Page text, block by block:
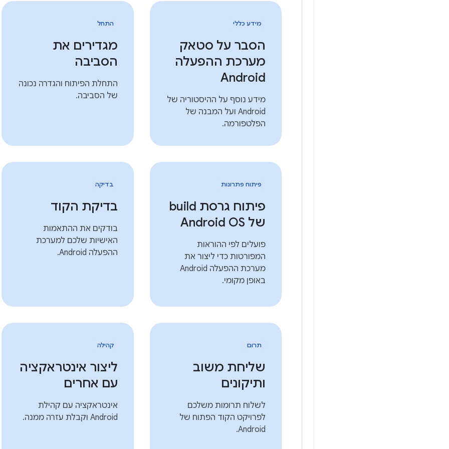
מידע כללי
הסבר על סטאק
מערכת ההפעלה
Android
מידע נוסף על ההיסטוריה של
Android ועל המבנה של
הפלטפורמה.
התחל
מגדירים את
הסביבה
התחלת הפיתוח והגדרה נכונה
של הסביבה.
פיתוח פתרונות
פיתוח גרסת build
של Android OS
פועלים לפי ההוראות
המפורטות כדי ליצור את
מערכת ההפעלה Android
באופן מקומי.
בדיקה
בדיקת הקוד
בודקים את ההתאמות
האישיות שלכם למערכת
ההפעלה Android.
תרום
שליחת משוב
ותיקונים
לשלוח תרומות משלכם
לפרויקט הקוד הפתוח של
Android.
קהילה
ליצור אינטראקציה
עם אחרים
אינטראקציה עם קהילת
Android וקבלת עזרה ממנה.